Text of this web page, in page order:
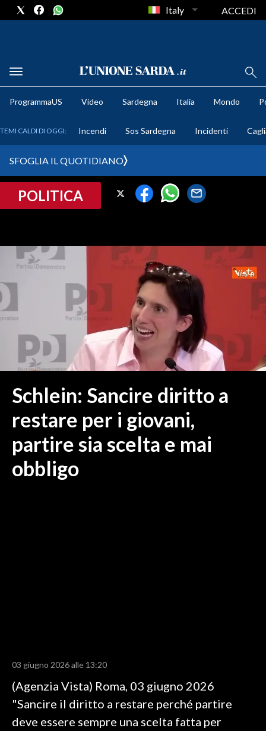
METEO
CRONACA SARDEGNA
SULCIS IGLESIENTE
MEDIO CAMPIDANO
ORISTANO E PROVINCIA
SASSARI E PROVINCIA
NUORO E PROVINCIA
OGLIASTRA
ITALIA
MONDO
POLITICA
CALCIO
Italy ACCEDI
ProgrammaUS Video Sardegna Italia Mondo
TEMI CALDI DI OGGI: Incendi Sos Sardegna Incidenti
SFOGLIA IL QUOTIDIANO
POLITICA
Schlein: Sancire diritto a
restare per i giovani,
partire sia scelta e mai
obbligo
03 giugno 2026 alle 13:20
(Agenzia Vista) Roma, 03 giugno 2026
"Sancire il diritto a restare perché partire
deve essere sempre una scelta fatta per